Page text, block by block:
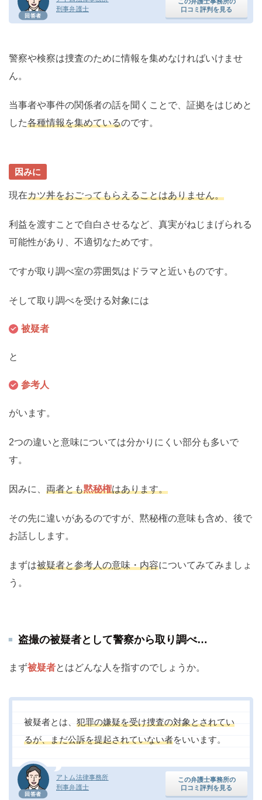
回答者
刑事弁護士
口コミ評判を見る
警察や検察は捜査のために情報を集めなければいけませ
ん。
当事者や事件の関係者の話を聞くことで、証拠をはじめと
した各種情報を集めているのです。
因みに
現在カツ丼をおごってもらえることはありません。
利益を渡すことで自白させるなど、真実がねじまげられる
可能性があり、不適切なためです。
ですが取り調べ室の雰囲気はドラマと近いものです。
そして取り調べを受ける対象には
被疑者
と
参考人
がいます。
2つの違いと意味については分かりにくい部分も多いで
す。
因みに、 両者とも黙秘権はあります。
その先に違いがあるのですが、黙秘権の意味も含め、後で
お話しします。
まずは被疑者と参考人の意味・内容についてみてみましょ
う。
盗撮の被疑者として警察から取り調べ…
まず被疑者とはどんな人を指すのでしょうか。
回答者
アトム法律事務所
刑事弁護士
この弁護士事務所の
口コミ評判を見る
被疑者とは、 犯罪の嫌疑を受け捜査の対象とされてい
るが、まだ公訴を提起されていない者をいいます。